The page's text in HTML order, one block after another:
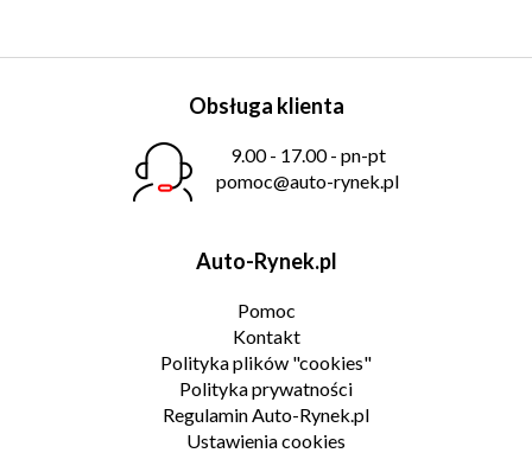
Obsługa klienta
9.00 - 17.00 - pn-pt
pomoc@auto-rynek.pl
Auto-Rynek.pl
Pomoc
Kontakt
Polityka plików "cookies"
Polityka prywatności
Regulamin Auto-Rynek.pl
Ustawienia cookies